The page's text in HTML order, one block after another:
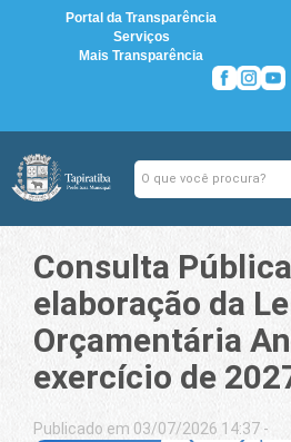
Portal da Transparência
Serviços
Mais Transparência
Consulta
elaboração da
Orçamentária
exercício de
Publicado em 03/07/2026 14:37 -